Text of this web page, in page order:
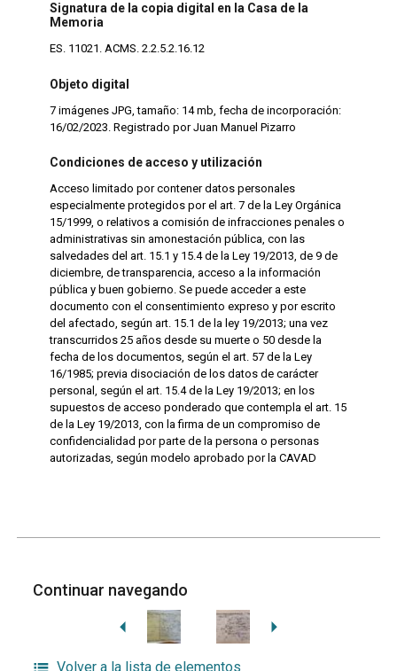
Signatura de la copia digital en la Casa de la
Memoria
ES. 11021. ACMS. 2.2.5.2.16.12
Objeto digital
7 imágenes JPG, tamaño: 14 mb, fecha de incorporación:
16/02/2023. Registrado por Juan Manuel Pizarro
Condiciones de acceso y utilización
Acceso limitado por contener datos personales
especialmente protegidos por el art. 7 de la Ley Orgánica
15/1999, o relativos a comisión de infracciones penales o
administrativas sin amonestación pública, con las
salvedades del art. 15.1 y 15.4 de la Ley 19/2013, de 9 de
diciembre, de transparencia, acceso a la información
pública y buen gobierno. Se puede acceder a este
documento con el consentimiento expreso y por escrito
del afectado, según art. 15.1 de la ley 19/2013; una vez
transcurridos 25 años desde su muerte o 50 desde la
fecha de los documentos, según el art. 57 de la Ley
16/1985; previa disociación de los datos de carácter
personal, según el art. 15.4 de la Ley 19/2013; en los
supuestos de acceso ponderado que contempla el art. 15
de la Ley 19/2013, con la firma de un compromiso de
confidencialidad por parte de la persona o personas
autorizadas, según modelo aprobado por la CAVAD
Continuar navegando
Volver a la lista de elementos